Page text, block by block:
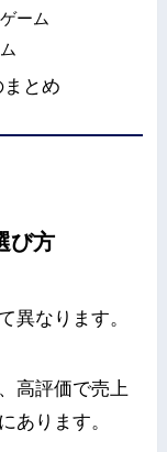
ーム
とめ
び方
異なります。
高評価で売上
あります。